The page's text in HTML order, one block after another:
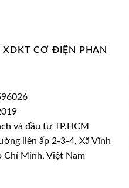
XDKT CƠ ĐIỆN PHAN
và đầu tư TP.HCM
liên ấp 2-3-4, Xã Vĩnh
Chí Minh, Việt Nam